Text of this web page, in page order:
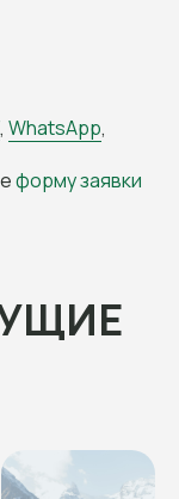
, WhatsApp,
форму заявки